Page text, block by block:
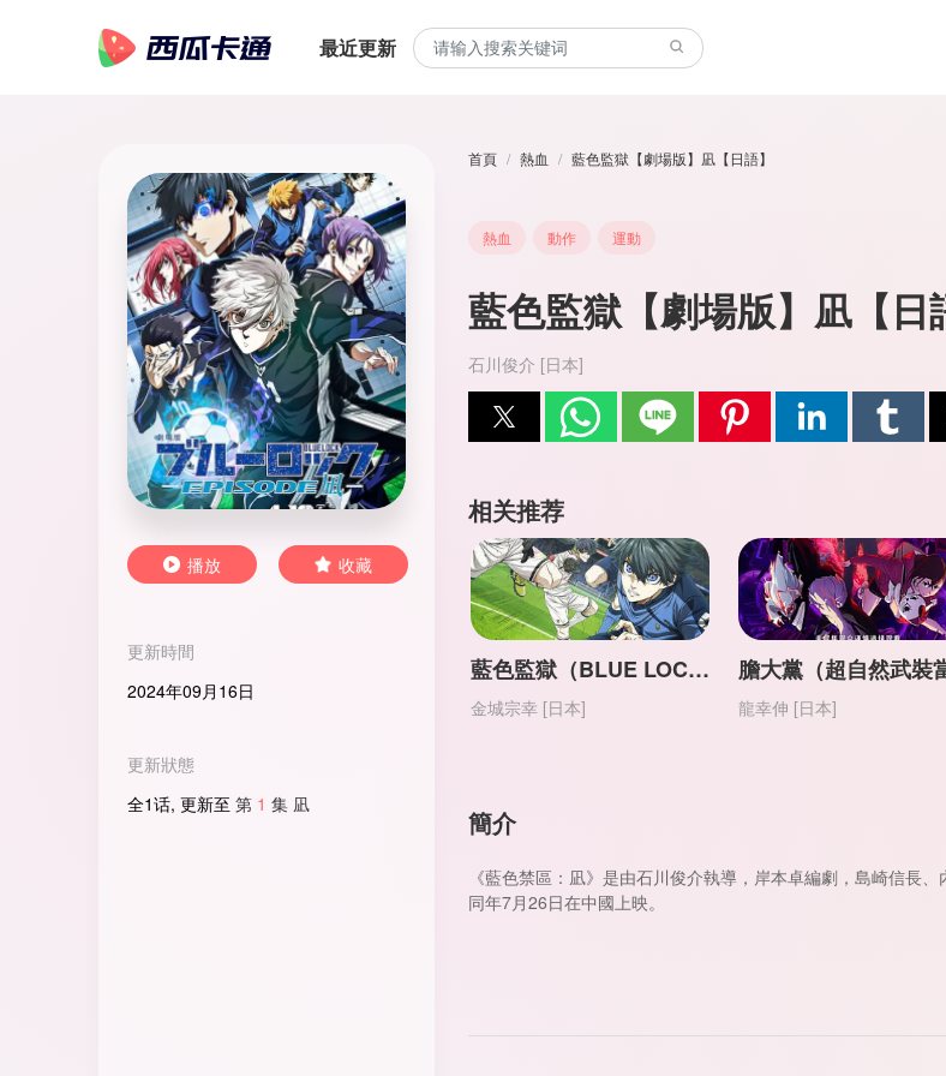
最近更新
播放 收藏
更新時間
2024年09月16日
更新狀態
全1话, 更新至 第 1 集 凪
首頁 熱血 藍色監獄【劇場版】凪【日語】
熱血 動作 運動
藍色監獄【劇場版】凪【日
石川俊介 [日本]
相关推荐
藍色監獄（BLUE LOCK）第1-2季【日語】
金城宗幸 [日本] 龍幸伸 [日本]
簡介
《藍色禁區：凪》是由石川俊介執導，岸本卓編劇，島崎信長
同年7月26日在中國上映。